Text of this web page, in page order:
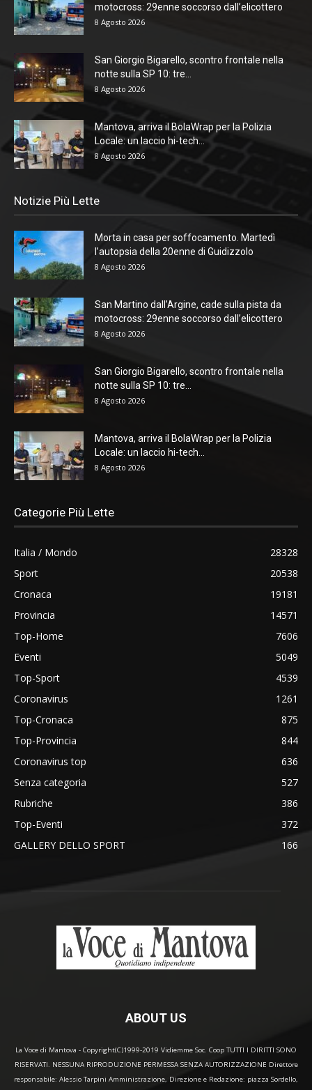
motocross: 29enne soccorso dall’elicottero
8 Agosto 2026
San Giorgio Bigarello, scontro frontale nella
notte sulla SP 10: tre...
8 Agosto 2026
Mantova, arriva il BolaWrap per la Polizia
Locale: un laccio hi-tech...
8 Agosto 2026
Notizie Più Lette
Morta in casa per soffocamento. Martedì
l’autopsia della 20enne di Guidizzolo
8 Agosto 2026
San Martino dall’Argine, cade sulla pista da
motocross: 29enne soccorso dall’elicottero
8 Agosto 2026
San Giorgio Bigarello, scontro frontale nella
notte sulla SP 10: tre...
8 Agosto 2026
Mantova, arriva il BolaWrap per la Polizia
Locale: un laccio hi-tech...
8 Agosto 2026
Categorie Più Lette
Italia / Mondo
28328
Sport
20538
Cronaca
19181
Provincia
14571
Top-Home
7606
Eventi
5049
Top-Sport
4539
Coronavirus
1261
Top-Cronaca
875
Top-Provincia
844
Coronavirus top
636
Senza categoria
527
Rubriche
386
Top-Eventi
372
GALLERY DELLO SPORT
166
ABOUT US
La Voce di Mantova - Copyright(C)1999-2019 Vidiemme Soc. Coop TUTTI I DIRITTI SONO
RISERVATI. NESSUNA RIPRODUZIONE PERMESSA SENZA AUTORIZZAZIONE Direttore
responsabile: Alessio Tarpini Amministrazione, Direzione e Redazione: piazza Sordello,